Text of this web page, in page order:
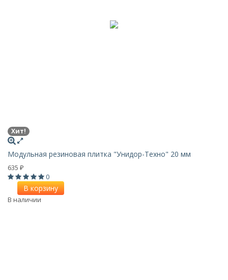
Хит!
Модульная резиновая плитка "Унидор-Техно" 20 мм
635 ₽
0
В корзину
В наличии